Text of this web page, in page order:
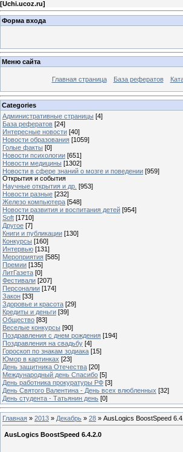
[Uchi.ucoz.ru]
Форма входа
Меню сайта
Главная страница База рефератов
Categories
Административные страницы [4]
База рефератов [24]
Интересные новости [40]
Новости образования [1059]
Голые факты [0]
Новости психологии [651]
Новости медицины [1302]
Новости в сфере знаний о мозге и поведении [959]
Открытия и события
Научные открытия и др. [953]
Новости разные [232]
Железо компьютера [548]
Новости развития и воспитания детей [954]
Soft [1710]
Другое [7]
Книги и публикации [130]
Конкурсы [160]
Интервью [131]
Мероприятия [585]
Премии [135]
ЛитГазета [0]
Фестивали [207]
Персоналии [174]
Закон [33]
Здоровье и красота [29]
Кредиты и деньги [39]
Общество [83]
Веселые конкурсы [90]
Поздравления с днем рождения [194]
Поздравления на свадьбу [4]
Гороскоп по знакам зодиака [15]
Юмор в картинках [23]
День защитника Отечества [20]
Международный день Спасибо [5]
День работника прокуратуры РФ [3]
День Святого Валентина - День всех влюбленных [32]
День студента - Татьянин день [0]
Главная » 2013 » Декабрь » 28 » AusLogics BoostSpeed
AusLogics BoostSpeed 6.4.2.0